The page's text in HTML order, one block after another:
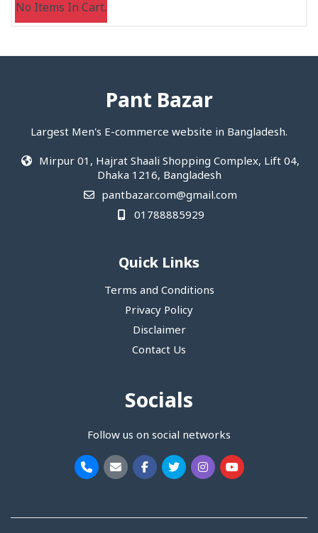
No Items In Cart.
Pant Bazar
Largest Men's E-commerce website in Bangladesh.
Mirpur 01, Hajrat Shaali Shopping Complex, Lift 04,
Dhaka 1216, Bangladesh
pantbazar.com@gmail.com
01788885929
Quick Links
Terms and Conditions
Privacy Policy
Disclaimer
Contact Us
Socials
Follow us on social networks